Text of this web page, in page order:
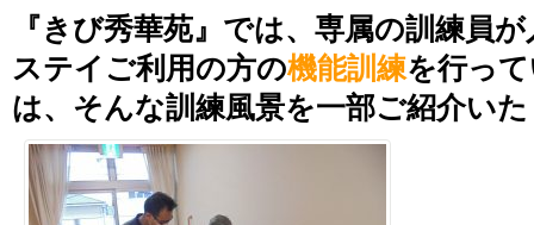
『きび秀華苑』では、専属の訓練員
ステイご利用の方の機能訓練を行っ
は、そんな訓練風景を一部ご紹介い